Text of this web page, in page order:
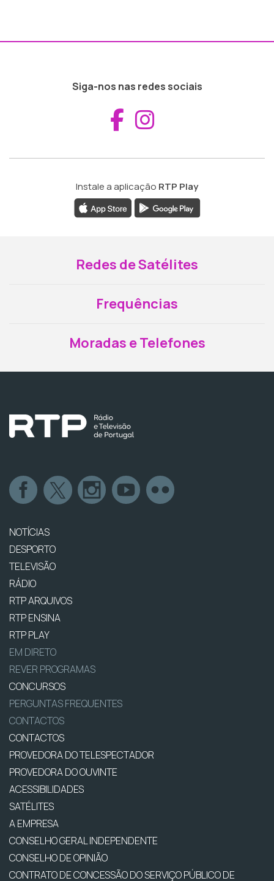
Siga-nos nas redes sociais
Aceder ao
Instale a aplicação RTP Play
Redes de Satélites
Frequências
Moradas e Telefones
NOTÍCIAS
DESPORTO
TELEVISÃO
RÁDIO
RTP ARQUIVOS
RTP ENSINA
RTP PLAY
EM DIRETO
REVER PROGRAMAS
CONCURSOS
PERGUNTAS FREQUENTES
CONTACTOS
CONTACTOS
PROVEDORA DO TELESPECTADOR
PROVEDORA DO OUVINTE
ACESSIBILIDADES
SATÉLITES
A EMPRESA
CONSELHO GERAL INDEPENDENTE
CONSELHO DE OPINIÃO
CONTRATO DE CONCESSÃO DO SERVIÇO PÚBLICO DE